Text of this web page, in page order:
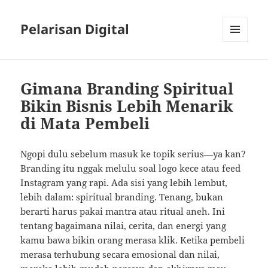
Pelarisan Digital
Gimana Branding Spiritual
Bikin Bisnis Lebih Menarik
di Mata Pembeli
Ngopi dulu sebelum masuk ke topik serius—ya kan?
Branding itu nggak melulu soal logo kece atau feed
Instagram yang rapi. Ada sisi yang lebih lembut,
lebih dalam: spiritual branding. Tenang, bukan
berarti harus pakai mantra atau ritual aneh. Ini
tentang bagaimana nilai, cerita, dan energi yang
kamu bawa bikin orang merasa klik. Ketika pembeli
merasa terhubung secara emosional dan nilai,